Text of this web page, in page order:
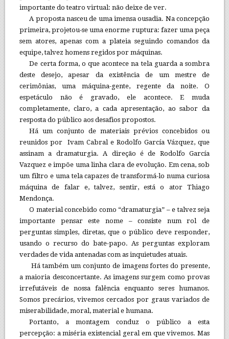
importante do teatro virtual: não deixe de ver.
A proposta nasceu de uma imensa ousadia. Na concepção
primeira, projetou-se uma enorme ruptura: fazer uma peça
sem atores, apenas com a plateia seguindo comandos da
equipe, talvez homens regidos por máquinas.
De certa forma, o que acontece na tela guarda a sombra
deste desejo, apesar da existência de um mestre de
cerimônias, uma máquina-gente, regente da noite. O
espetáculo não é gravado, ele acontece. E muda
completamente, claro, a cada apresentação, ao sabor da
resposta do público aos desafios propostos.
Há um conjunto de materiais prévios concebidos ou
reunidos por Ivam Cabral e Rodolfo García Vázquez, que
assinam a dramaturgia. A direção é de Rodolfo García
Vazquez e impõe uma linha clara de evolução. Em cena, sob
um filtro e uma tela capazes de transformá-lo numa curiosa
máquina de falar e, talvez, sentir, está o ator Thiago
Mendonça.
O material concebido como “dramaturgia” – e talvez seja
importante pensar este nome – consiste num rol de
perguntas simples, diretas, que o público deve responder,
usando o recurso do bate-papo. As perguntas exploram
verdades de vida antenadas com as inquietudes atuais.
Há também um conjunto de imagens fortes do presente,
a maioria desconcertante. As imagens surgem como provas
irrefutáveis de nossa falência enquanto seres humanos.
Somos precários, vivemos cercados por graus variados de
miserabilidade, moral, material e humana.
Portanto, a montagem conduz o público a esta
percepção: a miséria existencial geral em que vivemos. Mas